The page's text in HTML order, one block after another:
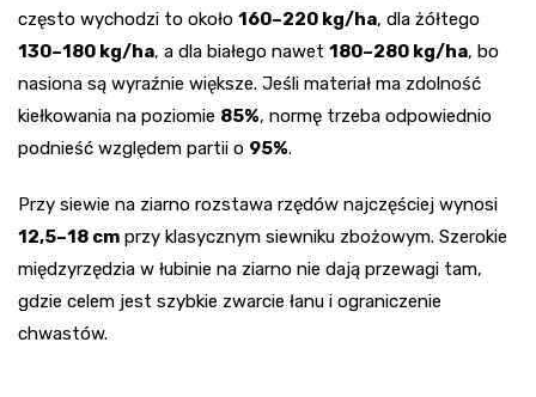
często wychodzi to około 160–220 kg/ha, dla żółtego
130–180 kg/ha, a dla białego nawet 180–280 kg/ha, bo
nasiona są wyraźnie większe. Jeśli materiał ma zdolność
kiełkowania na poziomie 85%, normę trzeba odpowiednio
podnieść względem partii o 95%.
Przy siewie na ziarno rozstawa rzędów najczęściej wynosi
12,5–18 cm przy klasycznym siewniku zbożowym. Szerokie
międzyrzędzia w łubinie na ziarno nie dają przewagi tam,
gdzie celem jest szybkie zwarcie łanu i ograniczenie
chwastów.